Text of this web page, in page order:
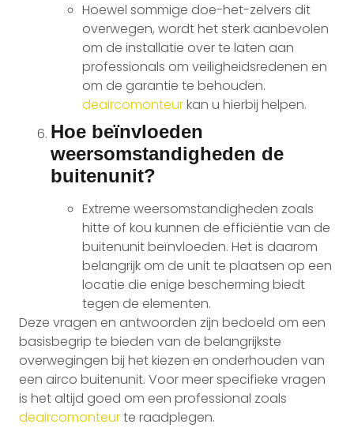
Hoewel sommige doe-het-zelvers dit
overwegen, wordt het sterk aanbevolen
om de installatie over te laten aan
professionals om veiligheidsredenen en
om de garantie te behouden.
deaircomonteurkan u hierbij helpen.
Hoe beïnvloeden
weersomstandigheden de
buitenunit?
Extreme weersomstandigheden zoals
hitte of kou kunnen de efficiëntie van de
buitenunit beïnvloeden. Het is daarom
belangrijk om de unit te plaatsen op een
locatie die enige bescherming biedt
tegen de elementen.
Deze vragen en antwoorden zijn bedoeld om een
basisbegrip te bieden van de belangrijkste
overwegingen bij het kiezen en onderhouden van
een airco buitenunit. Voor meer specifieke vragen
is het altijd goed om een professional zoals
deaircomonteurte raadplegen.